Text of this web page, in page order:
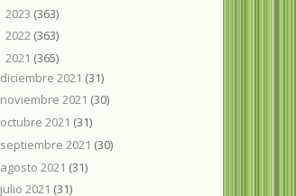
2023 (363)
2022 (363)
2021 (365)
diciembre 2021 (31)
noviembre 2021 (30)
octubre 2021 (31)
septiembre 2021 (30)
agosto 2021 (31)
julio 2021 (31)